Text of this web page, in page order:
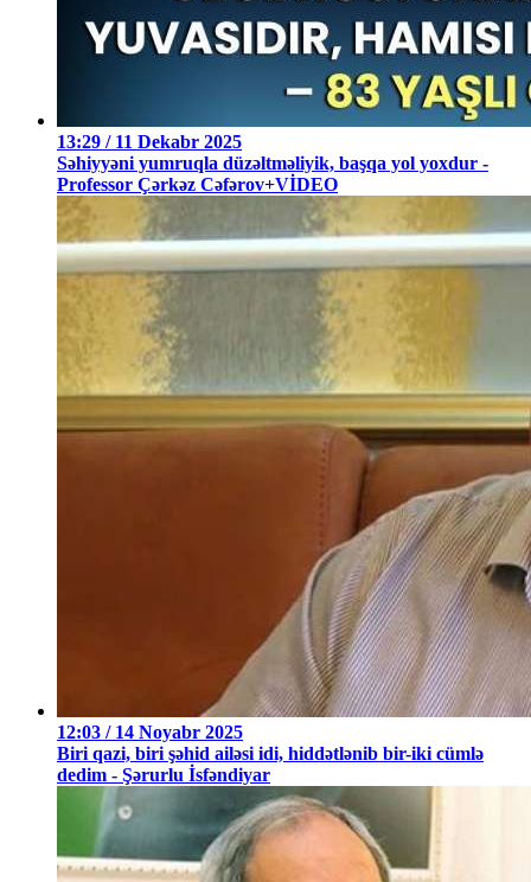
13:29 / 11 Dekabr 2025
Səhiyyəni yumruqla düzəltməliyik, başqa yol yoxdur -
Professor Çərkəz Cəfərov+VİDEO
12:03 / 14 Noyabr 2025
Biri qazi, biri şəhid ailəsi idi, hiddətlənib bir-iki cümlə
dedim - Şərurlu İsfəndiyar